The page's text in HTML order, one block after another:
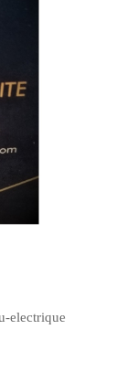
electrique